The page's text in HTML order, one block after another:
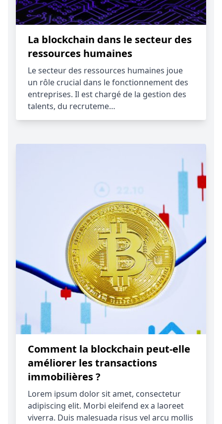
La blockchain dans le secteur des
ressources humaines
Le secteur des ressources humaines joue
un rôle crucial dans le fonctionnement des
entreprises. Il est chargé de la gestion des
talents, du recruteme…
Comment la blockchain peut-elle
améliorer les transactions
immobilières ?
Lorem ipsum dolor sit amet, consectetur
adipiscing elit. Morbi eleifend ex a laoreet
viverra. Duis malesuada risus vel arcu mollis